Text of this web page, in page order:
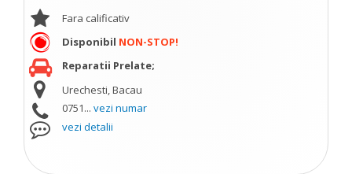
Fara calificativ
Disponibil NON-STOP!
Reparatii Prelate;
Urechesti, Bacau
0751... vezi numar
vezi detalii